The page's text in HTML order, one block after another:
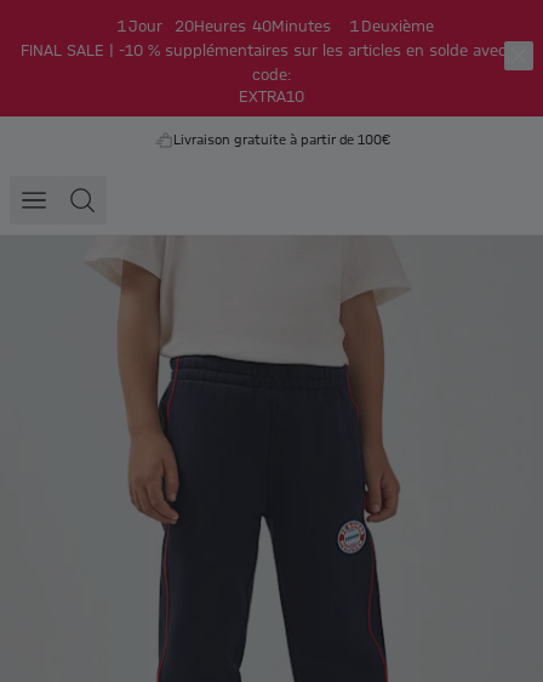
1Jour 20Heures 40Minutes 0 Secondes
FINAL SALE | -10 % supplémentaires sur les articles en solde avec le
code:
EXTRA10
Livraison gratuite à partir de 100€